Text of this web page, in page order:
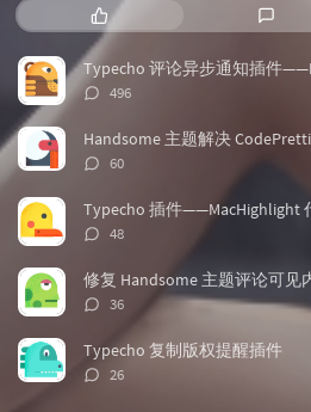
热
门
章
新
评
论
Typecho 评论异步通知插件
评
数：
496
评
数：
60
Typecho 插件——MacHighlight
评
数：
48
修复 Handsome 主题评论可见
评
数：
36
Typecho 复制版权提醒插件
评
26